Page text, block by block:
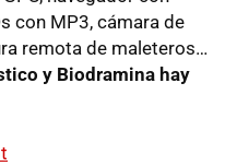
con MP3, cámara de
remota de maleteros…
y Biodramina hay